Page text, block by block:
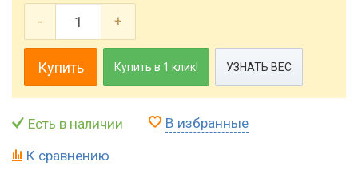
- +
Купить Купить в 1 клик! УЗНАТЬ ВЕС
Есть в наличии В избранные
К сравнению